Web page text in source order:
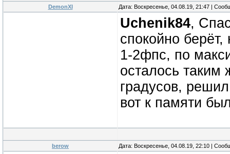
DemonXI Дата: Воскресенье, 04.08.19, 21:47 |
Uchenik84,
спокойно
1-2фпс, по
осталось таким
градусов,
вот к памяти
berow Дата: Воскресенье, 04.08.19, 22:10 |